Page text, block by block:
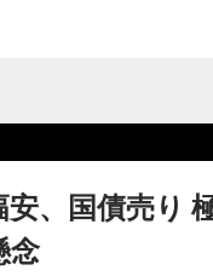
、国債売り
念